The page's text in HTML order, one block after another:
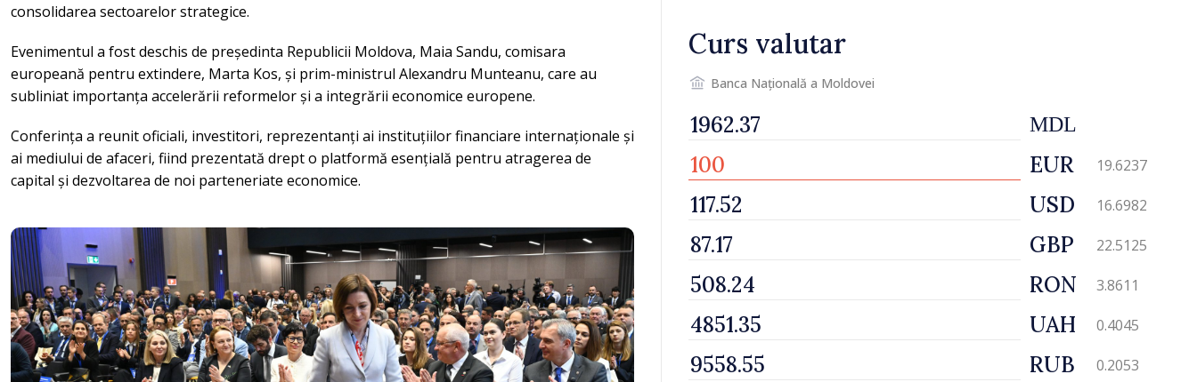
consolidarea sectoarelor strategice.
Evenimentul a fost deschis de președinta Republicii Moldova, Maia Sandu, comisara
europeană pentru extindere, Marta Kos, și prim-ministrul Alexandru Munteanu, care au
subliniat importanța accelerării reformelor și a integrării economice europene.
Conferința a reunit oficiali, investitori, reprezentanți ai instituțiilor financiare internaționale și
ai mediului de afaceri, fiind prezentată drept o platformă esențială pentru atragerea de
capital și dezvoltarea de noi parteneriate economice.
Curs valutar
Banca Națională a Moldovei
MDL
EUR 19.6237
USD 16.6982
GBP 22.5125
RON 3.8611
UAH 0.4045
RUB 0.2053